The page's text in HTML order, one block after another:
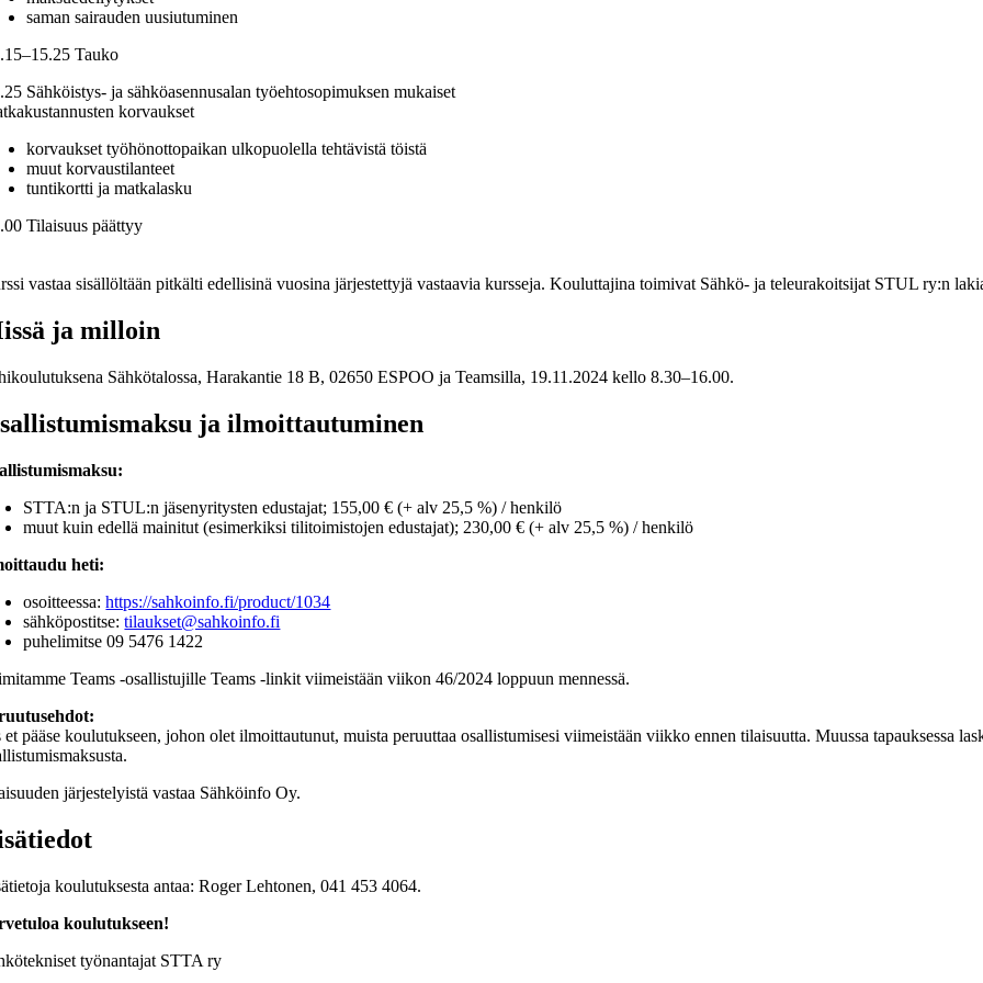
saman sairauden uusiutuminen
Tauko
Sähköistys- ja sähköasennusalan työehtosopimuksen mukaiset
korvaukset
korvaukset työhönottopaikan ulkopuolella tehtävistä töistä
muut korvaustilanteet
tuntikortti ja matkalasku
Tilaisuus päättyy
vastaa sisällöltään pitkälti edellisinä vuosina järjestettyjä vastaavia kursseja. Kouluttajina toimivat Sähkö- ja teleurakoitsijat STUL ry:n
ja milloin
Sähkötalossa, Harakantie 18 B, 02650 ESPOO ja Teamsilla, 19.11.2024 kello 8.30–16.00.
ja ilmoittautuminen
STTA:n ja STUL:n jäsenyritysten edustajat; 155,00 € (+ alv 25,5 %) / henkilö
muut kuin edellä mainitut (esimerkiksi tilitoimistojen edustajat); 230,00 € (+ alv 25,5 %) / henkilö
heti:
osoitteessa:https://sahkoinfo.fi/product/1034
sähköpostitse:tilaukset@sahkoinfo.fi
puhelimitse 09 5476 1422
Teams -osallistujille Teams -linkit viimeistään viikon 46/2024 loppuun mennessä.
et pääse koulutukseen, johon olet ilmoittautunut, muista peruuttaa osallistumisesi viimeistään viikko ennen tilaisuutta. Muussa tapauksessa
järjestelyistä vastaa Sähköinfo Oy.
koulutuksesta antaa: Roger Lehtonen, 041 453 4064.
koulutukseen!
työnantajat STTA ry